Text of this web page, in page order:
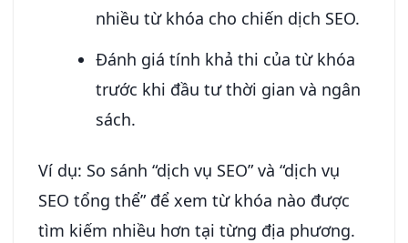
nhiều từ khóa cho chiến dịch SEO.
Đánh giá tính khả thi của từ khóa
trước khi đầu tư thời gian và ngân
sách.
Ví dụ: So sánh “dịch vụ SEO” và “dịch vụ
SEO tổng thể” để xem từ khóa nào được
tìm kiếm nhiều hơn tại từng địa phương.